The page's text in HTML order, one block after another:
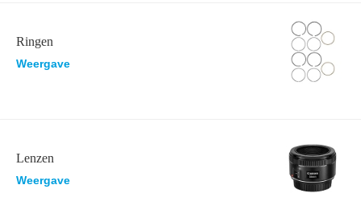
Ringen
Weergave
Lenzen
Weergave